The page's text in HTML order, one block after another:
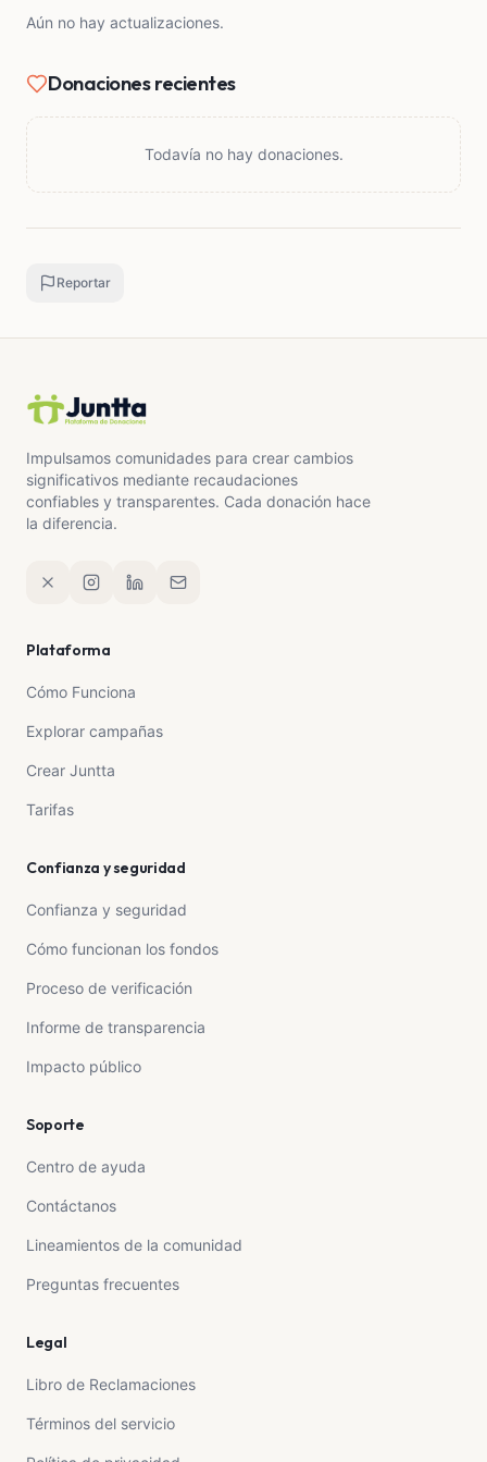
me ayudará a recuperar mi salud y poder volver a
Aún no hay actualizaciones.
Donaciones recientes
Todavía no hay donaciones.
Reportar
Impulsamos comunidades para crear cambios
significativos mediante recaudaciones
confiables y transparentes. Cada donación hace
la diferencia.
Plataforma
Cómo Funciona
Explorar campañas
Crear Juntta
Tarifas
Confianza y seguridad
Confianza y seguridad
Cómo funcionan los fondos
Proceso de verificación
Informe de transparencia
Impacto público
Soporte
Centro de ayuda
Contáctanos
Lineamientos de la comunidad
Preguntas frecuentes
Legal
Libro de Reclamaciones
Términos del servicio